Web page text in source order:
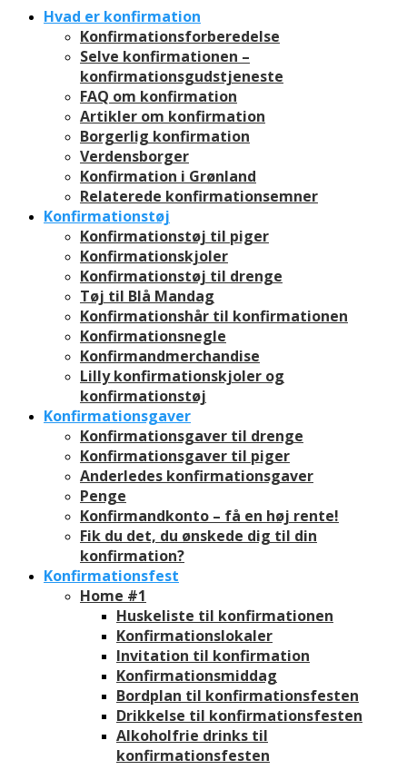
Hvad er konfirmation
Konfirmationsforberedelse
Selve konfirmationen –
konfirmationsgudstjeneste
FAQ om konfirmation
Artikler om konfirmation
Borgerlig konfirmation
Verdensborger
Konfirmation i Grønland
Relaterede konfirmationsemner
Konfirmationstøj
Konfirmationstøj til piger
Konfirmationskjoler
Konfirmationstøj til drenge
Tøj til Blå Mandag
Konfirmationshår til konfirmationen
Konfirmationsnegle
Konfirmandmerchandise
Lilly konfirmationskjoler og
konfirmationstøj
Konfirmationsgaver
Konfirmationsgaver til drenge
Konfirmationsgaver til piger
Anderledes konfirmationsgaver
Penge
Konfirmandkonto – få en høj rente!
Fik du det, du ønskede dig til din
konfirmation?
Konfirmationsfest
Home #1
Huskeliste til konfirmationen
Konfirmationslokaler
Invitation til konfirmation
Konfirmationsmiddag
Bordplan til konfirmationsfesten
Drikkelse til konfirmationsfesten
Alkoholfrie drinks til
konfirmationsfesten